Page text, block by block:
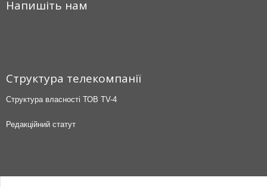
Напишіть нам
Структура телекомпанії
Структура власності ТОВ TV-4
Редакційний статут